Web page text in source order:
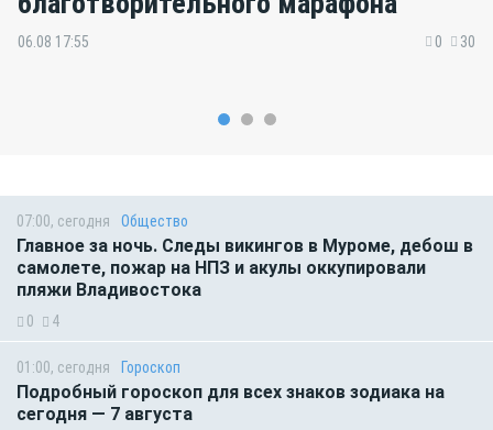
06.08 17:55 0 30
07:00, сегодня Общество
Главное за ночь. Следы викингов в Муроме, дебош в
самолете, пожар на НПЗ и акулы оккупировали
пляжи Владивостока
0 4
01:00, сегодня Гороскоп
Подробный гороскоп для всех знаков зодиака на
сегодня — 7 августа